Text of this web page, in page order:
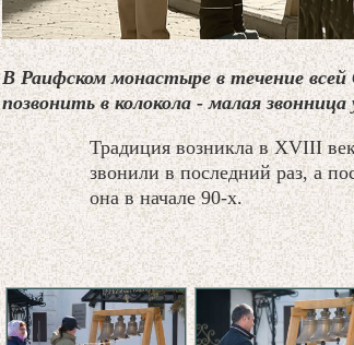
В Раифском монастыре в течение
позвонить в колокола - малая
Традиция возникла в XVIII
звонили в последний раз, а
она в начале 90-х.